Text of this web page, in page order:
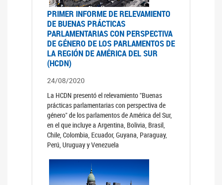
PRIMER INFORME DE RELEVAMIENTO
DE BUENAS PRÁCTICAS
PARLAMENTARIAS CON PERSPECTIVA
DE GÉNERO DE LOS PARLAMENTOS DE
LA REGIÓN DE AMÉRICA DEL SUR
(HCDN)
24/08/2020
La HCDN presentó el relevamiento "Buenas
prácticas parlamentarias con perspectiva de
género" de los parlamentos de América del Sur,
en el que incluye a Argentina, Bolivia, Brasil,
Chile, Colombia, Ecuador, Guyana, Paraguay,
Perú, Uruguay y Venezuela